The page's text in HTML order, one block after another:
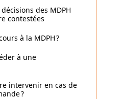
des MDPH
contestées
à la MDPH ?
à une
intervenir en cas de
?